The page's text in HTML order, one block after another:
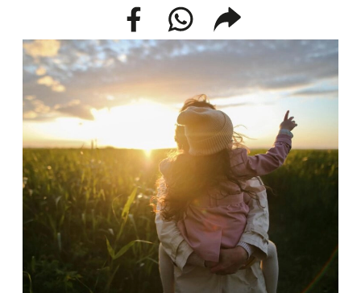
facebookwhatsappcompartir
enlace